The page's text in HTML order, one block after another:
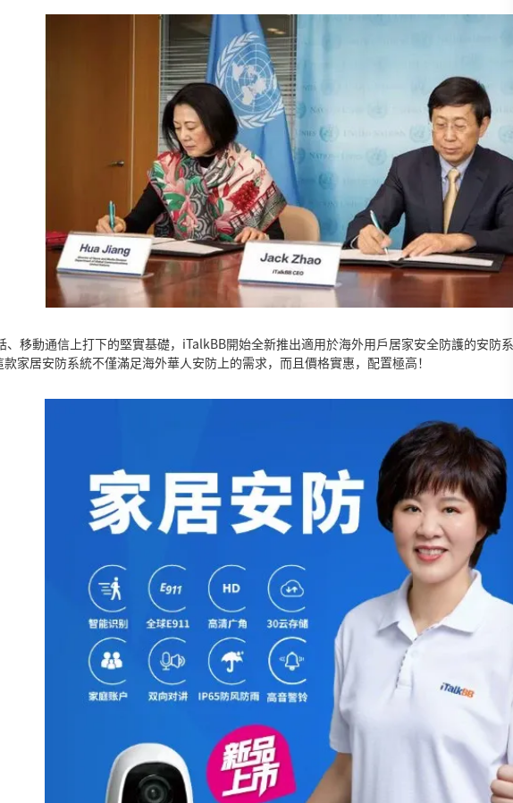
移動通信上打下的堅實基礎，iTalkBB開始全新推出適用於海外用戶居家安全防護的安防系
款家居安防系統不僅滿足海外華人安防上的需求，而且價格實惠，配置極高！